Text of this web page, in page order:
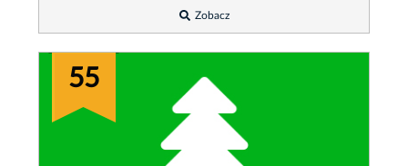
Zobacz
55